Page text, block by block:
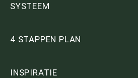
SYSTEEM
4 STAPPEN PLAN
INSPIRATIE